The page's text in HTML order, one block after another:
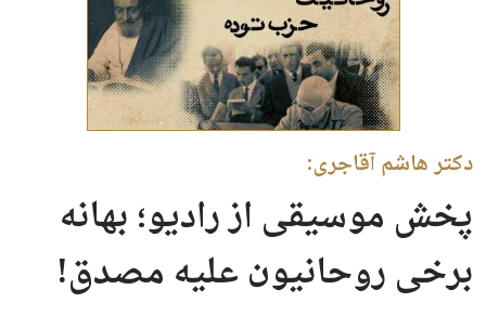
دکتر هاشم آقاجری:
پخش موسیقی از رادیو؛ بهانه
برخی روحانیون علیه مصدق!